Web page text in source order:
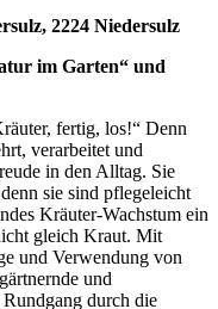
2224 Niedersulz
im Garten“ und
fertig, los!“ Denn
verarbeitet und
in den Alltag. Sie
sie sind pflegeleicht
Kräuter-Wachstum ein
gleich Kraut. Mit
und Verwendung von
und
durch die